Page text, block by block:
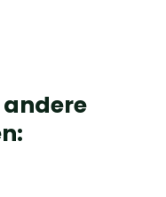
andere